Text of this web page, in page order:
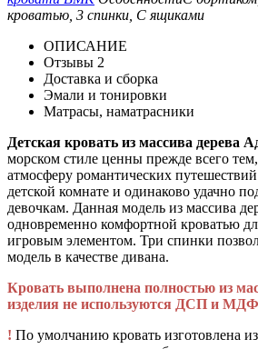
кроватью, 3 спинки, С ящиками
ОПИСАНИЕ
Отзывы 2
Доставка и сборка
Эмали и тонировки
Матрасы, наматрасники
Детская кровать из массива дерева
морском стиле ценны прежде всего
атмосферу романтических
детской комнате и одинаково удачно
девочкам. Данная модель из массива
одновременно комфортной кроватью
игровым элементом. Три спинки
модель в качестве дивана.
Кровать выполнена полностью из
изделия не используются ДСП и
! По умолчанию кровать изготовлена